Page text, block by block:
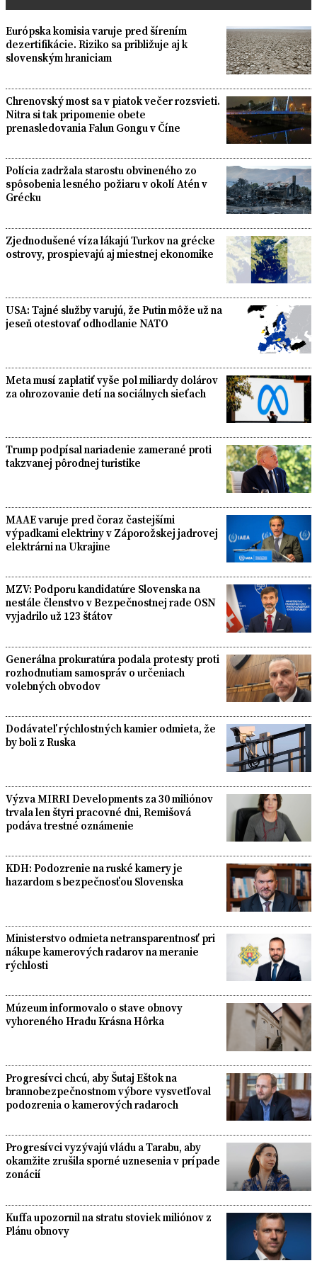
Európska komisia varuje pred šírením
dezertifikácie. Riziko sa približuje aj k
slovenským hraniciam
Chrenovský most sa v piatok večer rozsvieti.
Nitra si tak pripomenie obete
prenasledovania Falun Gongu v Číne
Polícia zadržala starostu obvineného zo
spôsobenia lesného požiaru v okolí Atén v
Grécku
Zjednodušené víza lákajú Turkov na grécke
ostrovy, prospievajú aj miestnej ekonomike
USA: Tajné služby varujú, že Putin môže už na
jeseň otestovať odhodlanie NATO
Meta musí zaplatiť vyše pol miliardy dolárov
za ohrozovanie detí na sociálnych sieťach
Trump podpísal nariadenie zamerané proti
takzvanej pôrodnej turistike
MAAE varuje pred čoraz častejšími
výpadkami elektriny v Záporožskej jadrovej
elektrárni na Ukrajine
MZV: Podporu kandidatúre Slovenska na
nestále členstvo v Bezpečnostnej rade OSN
vyjadrilo už 123 štátov
Generálna prokuratúra podala protesty proti
rozhodnutiam samospráv o určeniach
volebných obvodov
Dodávateľ rýchlostných kamier odmieta, že
by boli z Ruska
Výzva MIRRI Developments za 30 miliónov
trvala len štyri pracovné dni, Remišová
podáva trestné oznámenie
KDH: Podozrenie na ruské kamery je
hazardom s bezpečnosťou Slovenska
Ministerstvo odmieta netransparentnosť pri
nákupe kamerových radarov na meranie
rýchlosti
Múzeum informovalo o stave obnovy
vyhoreného Hradu Krásna Hôrka
Progresívci chcú, aby Šutaj Eštok na
brannobezpečnostnom výbore vysvetľoval
podozrenia o kamerových radaroch
Progresívci vyzývajú vládu a Tarabu, aby
okamžite zrušila sporné uznesenia v prípade
zonácií
Kuffa upozornil na stratu stoviek miliónov z
Plánu obnovy